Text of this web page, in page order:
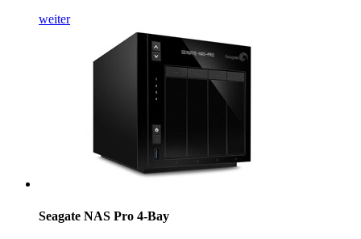
weiter
Seagate NAS Pro 4-Bay